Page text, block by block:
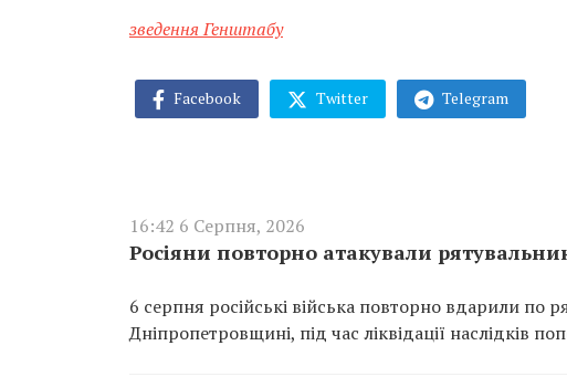
зведення Генштабу
Facebook Twitter Telegram
16:42 6 Серпня, 2026
Росіяни повторно атакували
6 серпня російські війська повторно вдарили по
Дніпропетровщині, під час ліквідації наслідків